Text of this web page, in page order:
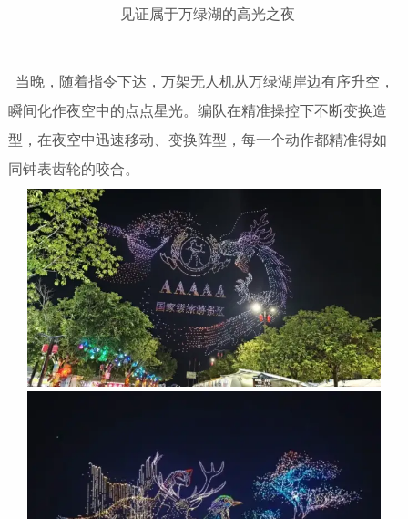
见证属于万绿湖的高光之夜
当晚，随着指令下达，万架无人机从万绿湖岸边有序升空，
瞬间化作夜空中的点点星光。编队在精准操控下不断变换造
型，在夜空中迅速移动、变换阵型，每一个动作都精准得如
同钟表齿轮的咬合。